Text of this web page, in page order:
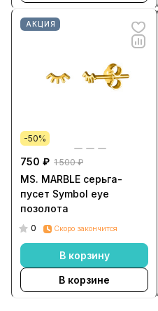
АКЦИЯ
-50%
750 ₽ 1 500 ₽
MS. MARBLE серьга-
пусет Symbol eye
позолота
0 Скоро закончится
В корзину
В корзине